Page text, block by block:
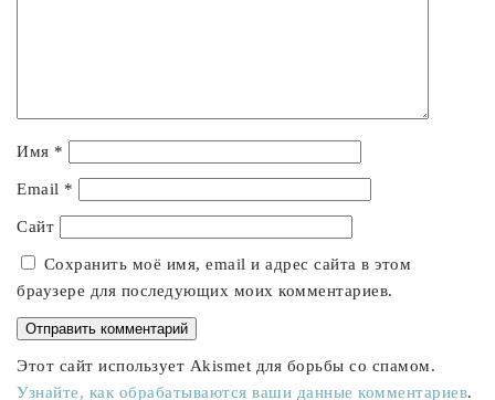
Имя *
Email *
Сайт
Сохранить моё имя, email и адрес сайта в этом
браузере для последующих моих комментариев.
Этот сайт использует Akismet для борьбы со спамом.
Узнайте, как обрабатываются ваши данные комментариев.